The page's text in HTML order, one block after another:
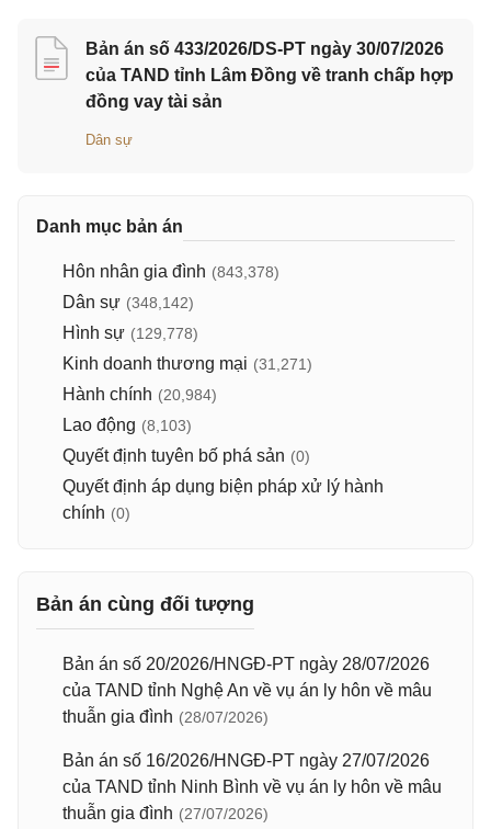
Bản án số 433/2026/DS-PT ngày 30/07/2026
của TAND tỉnh Lâm Đồng về tranh chấp hợp
đồng vay tài sản
Dân sự
Danh mục bản án
Hôn nhân gia đình (843,378)
Dân sự (348,142)
Hình sự (129,778)
Kinh doanh thương mại (31,271)
Hành chính (20,984)
Lao động (8,103)
Quyết định tuyên bố phá sản (0)
Quyết định áp dụng biện pháp xử lý hành
chính (0)
Bản án cùng đối tượng
Bản án số 20/2026/HNGĐ-PT ngày 28/07/2026
của TAND tỉnh Nghệ An về vụ án ly hôn về mâu
thuẫn gia đình (28/07/2026)
Bản án số 16/2026/HNGĐ-PT ngày 27/07/2026
của TAND tỉnh Ninh Bình về vụ án ly hôn về mâu
thuẫn gia đình (27/07/2026)